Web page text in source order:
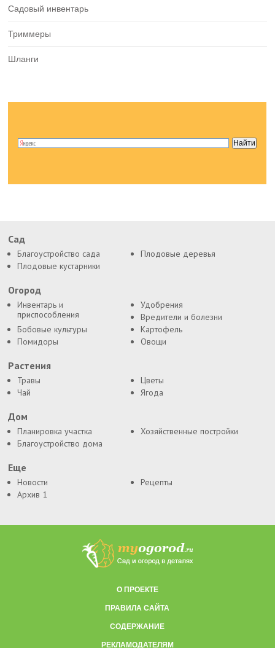
Садовый инвентарь
Триммеры
Шланги
Сад
Благоустройство сада
Плодовые деревья
Плодовые кустарники
Огород
Инвентарь и
приспособления
Удобрения
Вредители и болезни
Бобовые культуры
Картофель
Помидоры
Овощи
Растения
Травы
Цветы
Чай
Ягода
Дом
Планировка участка
Хозяйственные постройки
Благоустройство дома
Еще
Новости
Рецепты
Архив 1
О ПРОЕКТЕ
ПРАВИЛА САЙТА
СОДЕРЖАНИЕ
РЕКЛАМОДАТЕЛЯМ